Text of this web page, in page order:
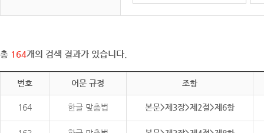
총 164개의 검색 결과가 있습니다.
번호 어문 규정 조항
164 한글 맞춤법 본문>제3장>제2절>제6항